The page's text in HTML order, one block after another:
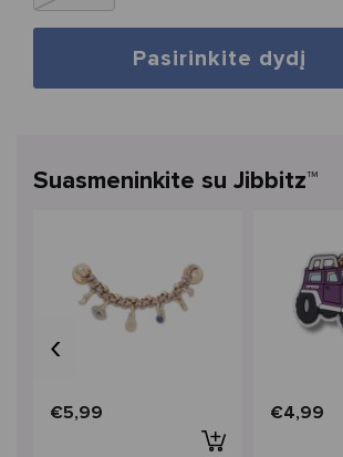
Pasirinkite dydį
Suasmeninkite su Jibbitz™
€5,99 €4,99
‹